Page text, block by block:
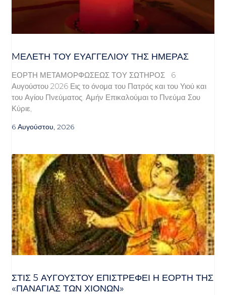
MΕΛΈΤΗ ΤΟΥ ΕΥΑΓΓΕΛΊΟΥ ΤΗΣ ΗΜΈΡΑΣ
ΕΟΡΤΗ ΜΕΤΑΜΟΡΦΩΣΕΩΣ ΤΟΥ ΣΩΤΗΡΟΣ 6
Αυγούστου 2026 Εις το όνομα του Πατρός και του Υιού και
του Αγίου Πνεύματος. Αμήν Επικαλούμαι το Πνεύμα Σου
Κύριε,
6 Αυγούστου, 2026
ΣΤΙΣ 5 ΑΥΓΟΎΣΤΟΥ ΕΠΙΣΤΡΈΦΕΙ Η ΕΟΡΤΉ ΤΗΣ
«ΠΑΝΑΓΊΑΣ ΤΩΝ ΧΙΌΝΩΝ»